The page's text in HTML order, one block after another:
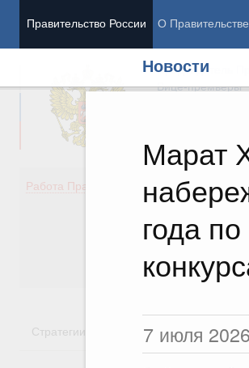
Правительство России О Правительстве
Новости
Марат
года
7 июля 2026
Председатель
Вице-премьеры
Работа Правительства
Стратегии Государственные